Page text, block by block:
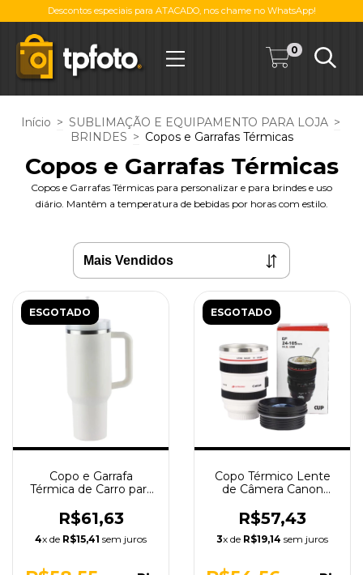
Descontos especiais para ATACADO, nos chame no WhatsApp!
0
Início > SUBLIMAÇÃO E EQUIPAMENTO PARA LOJA >
BRINDES > Copos e Garrafas Térmicas
Copos e Garrafas Térmicas
Copos e Garrafas Térmicas para personalizar e para brindes e uso
diário. Mantêm a temperatura de bebidas por horas com estilo.
ESGOTADO
Copo e Garrafa
Térmica de Carro para
(1,18L) com Canudo
R$61,63
4x de R$15,41 sem juros
ESGOTADO
Copo Térmico Lente
de Câmera Canon
R$57,43
3x de R$19,14 sem juros